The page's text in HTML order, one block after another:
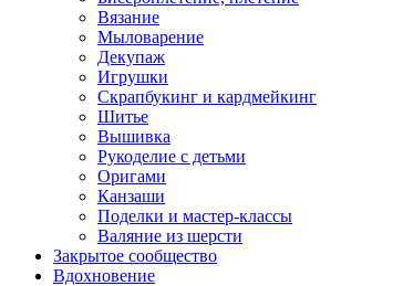
Вязание
Мыловарение
Декупаж
Игрушки
Скрапбукинг и кардмейкинг
Шитье
Вышивка
Рукоделие с детьми
Оригами
Канзаши
Поделки и мастер-классы
Валяние из шерсти
Закрытое сообщество
Вдохновение